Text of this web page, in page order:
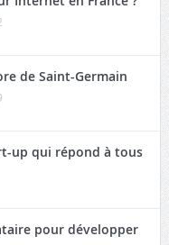
de Saint-Germain
up qui répond à tous
pour développer